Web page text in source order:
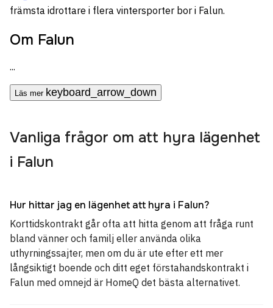
främsta idrottare i flera vintersporter bor i Falun.
Om Falun
...
Läs mer keyboard_arrow_down
Vanliga frågor om att hyra lägenhet
i Falun
Hur hittar jag en lägenhet att hyra i Falun?
Korttidskontrakt går ofta att hitta genom att fråga runt
bland vänner och familj eller använda olika
uthyrningssajter, men om du är ute efter ett mer
långsiktigt boende och ditt eget förstahandskontrakt i
Falun med omnejd är HomeQ det bästa alternativet.